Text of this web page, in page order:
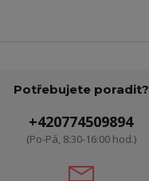
Potřebujete poradit?
+420774509894
(Po-Pá, 8:30-16:00 hod.)